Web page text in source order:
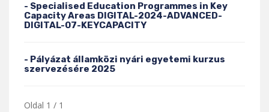
- Specialised Education Programmes in Key
Capacity Areas DIGITAL-2024-ADVANCED-
DIGITAL-07-KEYCAPACITY
- Pályázat államközi nyári egyetemi kurzus
szervezésére 2025
Oldal 1 / 1